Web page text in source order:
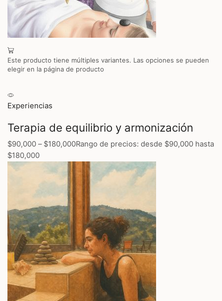
Este producto tiene múltiples variantes. Las opciones se pueden
elegir en la página de producto
Experiencias
Terapia de equilibrio y armonización
$90,000 – $180,000Rango de precios: desde $90,000 hasta
$180,000